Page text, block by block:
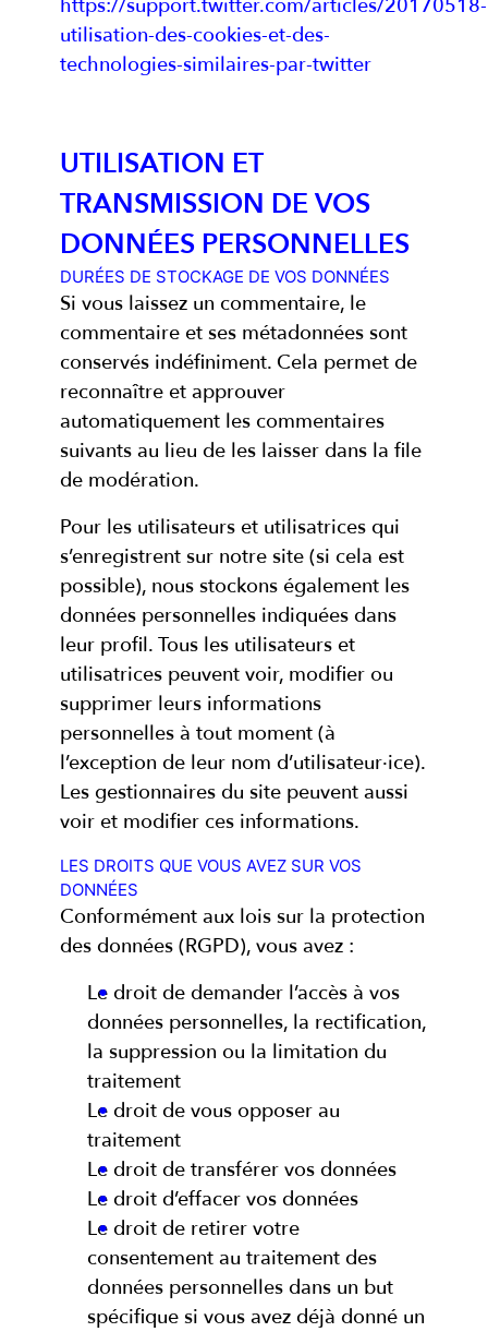
https://support.twitter.com/articles/20170518-
utilisation-des-cookies-et-des-
technologies-similaires-par-twitter
UTILISATION ET
TRANSMISSION DE VOS
DONNÉES PERSONNELLES
DURÉES DE STOCKAGE DE VOS DONNÉES
Si vous laissez un commentaire, le
commentaire et ses métadonnées sont
conservés indéfiniment. Cela permet de
reconnaître et approuver
automatiquement les commentaires
suivants au lieu de les laisser dans la file
de modération.
Pour les utilisateurs et utilisatrices qui
s’enregistrent sur notre site (si cela est
possible), nous stockons également les
données personnelles indiquées dans
leur profil. Tous les utilisateurs et
utilisatrices peuvent voir, modifier ou
supprimer leurs informations
personnelles à tout moment (à
l’exception de leur nom d’utilisateur·ice).
Les gestionnaires du site peuvent aussi
voir et modifier ces informations.
LES DROITS QUE VOUS AVEZ SUR VOS
DONNÉES
Conformément aux lois sur la protection
des données (RGPD), vous avez :
Le droit de demander l’accès à vos
données personnelles, la rectification,
la suppression ou la limitation du
traitement
Le droit de vous opposer au
traitement
Le droit de transférer vos données
Le droit d’effacer vos données
Le droit de retirer votre
consentement au traitement des
données personnelles dans un but
spécifique si vous avez déjà donné un